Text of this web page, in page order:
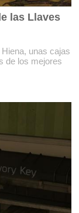
las Llaves
unas cajas
de los mejores